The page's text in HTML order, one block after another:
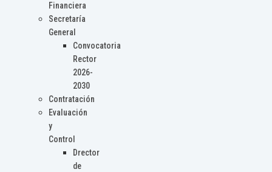
Financiera
Secretaría
General
Convocatoria
Rector
2026-
2030
Contratación
Evaluación
y
Control
Drector
de